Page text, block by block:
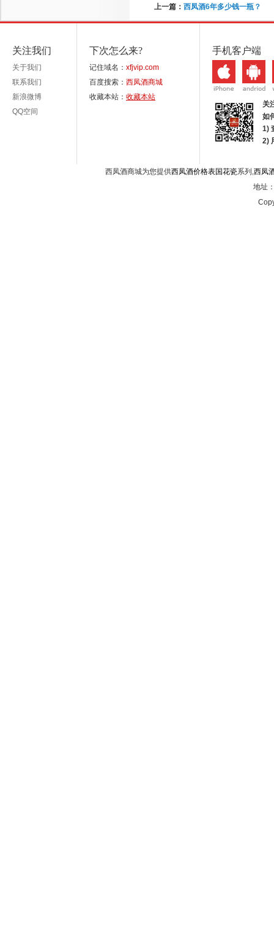
上一篇： 西凤酒6年多少钱一瓶？
关注我们
关于我们
联系我们
新浪微博
QQ空间
下次怎么来?
记住域名： xfjvip.com
百度搜索： 西凤酒商城
收藏本站： 收藏本站
手机客户端
关
如
1)
2)
西凤酒商城为您提供西凤酒价格表国花瓷系列,西凤
地址